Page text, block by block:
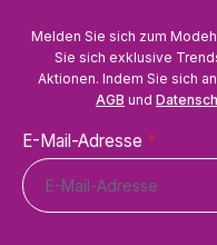
Melden Sie sich zum
Sie sich exklusive
Aktionen. Indem Sie sich
AGB und
E-Mail-Adresse *